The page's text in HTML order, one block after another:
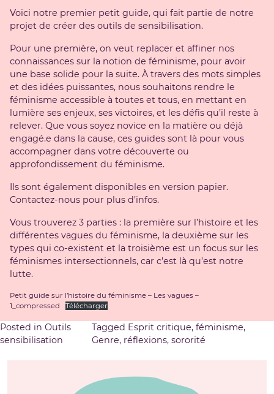
Voici notre premier petit guide, qui fait partie de notre
projet de créer des outils de sensibilisation.
Pour une première, on veut replacer et affiner nos
connaissances sur la notion de féminisme, pour avoir
une base solide pour la suite. À travers des mots simples
et des idées puissantes, nous souhaitons rendre le
féminisme accessible à toutes et tous, en mettant en
lumière ses enjeux, ses victoires, et les défis qu’il reste à
relever. Que vous soyez novice en la matière ou déjà
engagé.e dans la cause, ces guides sont là pour vous
accompagner dans votre découverte ou
approfondissement du féminisme.
Ils sont également disponibles en version papier.
Contactez-nous pour plus d’infos.
Vous trouverez 3 parties : la première sur l’histoire et les
différentes vagues du féminisme, la deuxième sur les
types qui co-existent et la troisième est un focus sur les
féminismes intersectionnels, car c’est là qu’est notre
lutte.
Petit guide sur l’histoire du féminisme – Les vagues –
1_compressed
Télécharger
Posted in Outils
sensibilisation
Tagged Esprit critique,féminisme,
Genre, réflexions,sororité